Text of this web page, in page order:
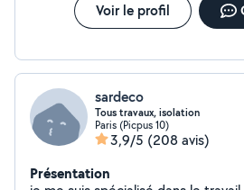
Voir le profil
sardeco
Tous travaux, isolation
Paris (Picpus 10)
3,9/5 (208 avis)
Présentation